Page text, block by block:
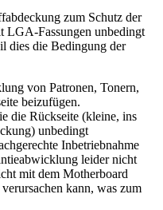
zum Schutz der
LGA-Fassungen unbedingt
dies die Bedingung der
von Patronen, Tonern,
beizufügen.
die Rückseite (kleine, ins
unbedingt
Inbetriebnahme
leider nicht
mit dem Motherboard
kann, was zum